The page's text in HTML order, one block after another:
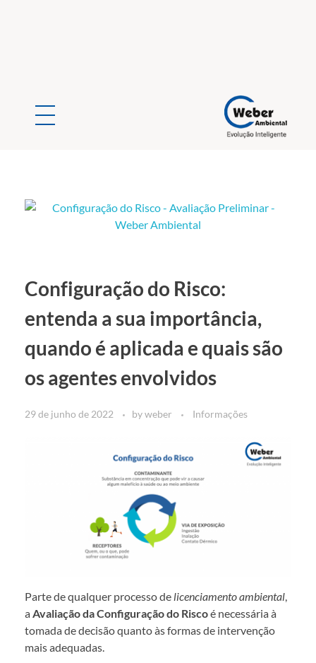
Configuração do Risco:
entenda a sua importância,
quando é aplicada e quais são
os agentes envolvidos
29 de junho de 2022 byweber Informações
Parte de qualquer processo de licenciamento ambiental,
aAvaliação da Configuração do Riscoé necessária à
tomada de decisão quanto às formas de intervenção
mais adequadas.